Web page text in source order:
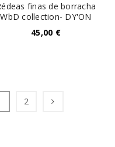
finas de borracha
WbD collection- DY'ON
45,00 €
2